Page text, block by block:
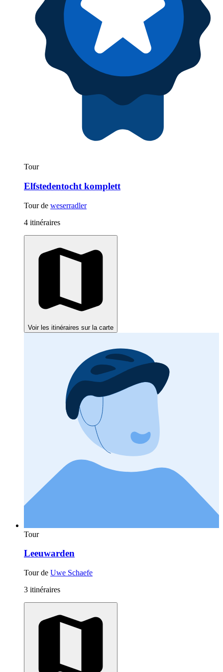
Tour
Elfstedentocht komplett
Tour de weserradler
4 itinéraires
Voir les itinéraires sur la carte
Tour
Leeuwarden
Tour de Uwe Schaefe
3 itinéraires